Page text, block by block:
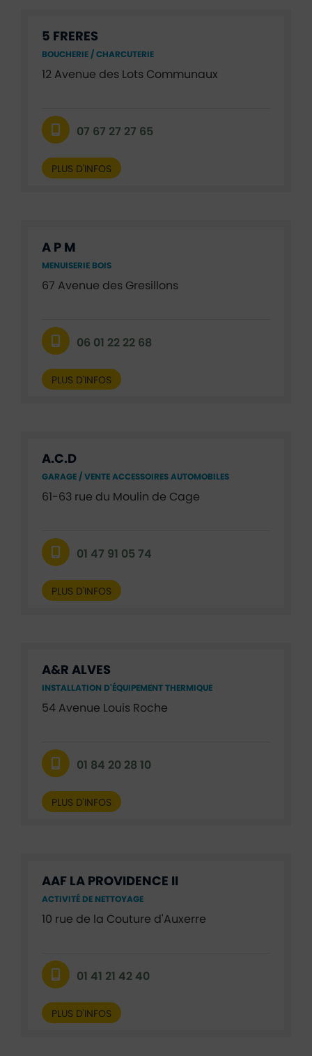
5 FRERES
BOUCHERIE / CHARCUTERIE
12 Avenue des Lots Communaux
07 67 27 27 65
PLUS D'INFOS
A P M
MENUISERIE BOIS
67 Avenue des Gresillons
06 01 22 22 68
PLUS D'INFOS
A.C.D
GARAGE / VENTE ACCESSOIRES AUTOMOBILES
61-63 rue du Moulin de Cage
01 47 91 05 74
PLUS D'INFOS
A&R ALVES
INSTALLATION D'ÉQUIPEMENT THERMIQUE
54 Avenue Louis Roche
01 84 20 28 10
PLUS D'INFOS
AAF LA PROVIDENCE II
ACTIVITÉ DE NETTOYAGE
10 rue de la Couture d'Auxerre
01 41 21 42 40
PLUS D'INFOS